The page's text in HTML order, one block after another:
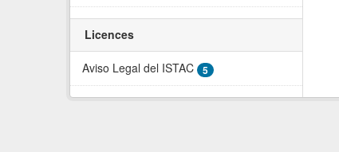
Licences
Aviso Legal del ISTAC 5